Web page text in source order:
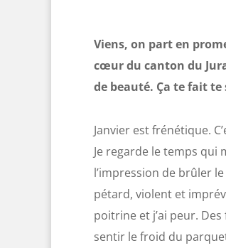
Viens, on part en
cœur du canton du
de beauté. Ça te fait
Janvier est frénétique.
Je regarde le temps qui
l’impression de brûler
pétard, violent et
poitrine et j’ai peur.
sentir le froid du